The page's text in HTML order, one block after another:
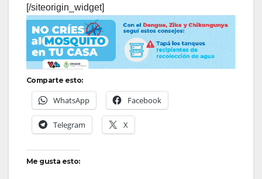
[/siteorigin_widget]
Comparte esto:
WhatsApp Facebook
Telegram X
Me gusta esto: